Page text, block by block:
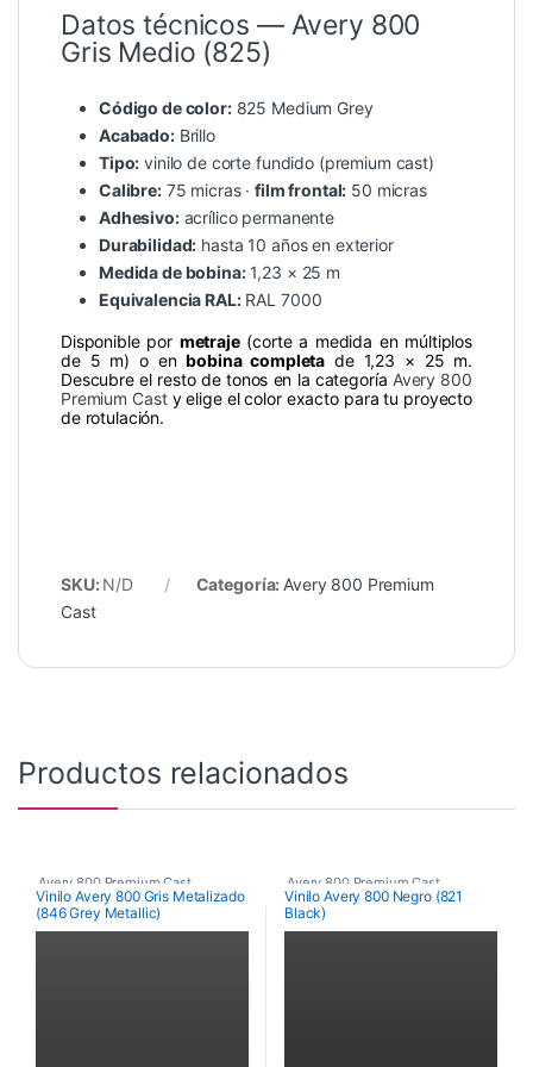
Datos técnicos — Avery 800
Gris Medio (825)
Código de color:825 Medium Grey
Acabado:Brillo
Tipo: vinilo de corte fundido (premium cast)
Calibre:75 micras ·film frontal: 50 micras
Adhesivo:acrílico permanente
Durabilidad: hasta 10 años en exterior
Medida de bobina:1,23 × 25 m
Equivalencia RAL:RAL 7000
Disponible por metraje(corte a medida en múltiplos
de 5 m) o enbobina completa de 1,23 × 25 m.
Descubre el resto de tonos en la categoría Avery 800
Premium Casty elige el color exacto para tu proyecto
de rotulación.
SKU: N/D Categoría: Avery 800 Premium
Cast
Productos relacionados
Avery 800 Premium Cast
Vinilo Avery 800 Gris Metalizado
(846 Grey Metallic)
Avery 800 Premium Cast
Vinilo Avery 800 Negro (821
Black)